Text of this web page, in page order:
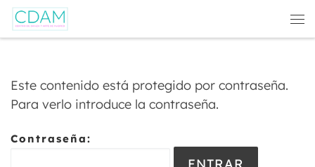
Saltar al contenido
Este contenido está protegido por contraseña.
Para verlo introduce la contraseña.
Contraseña: